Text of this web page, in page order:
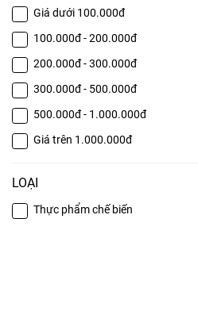
Giá dưới 100.000đ
100.000đ - 200.000đ
200.000đ - 300.000đ
300.000đ - 500.000đ
500.000đ - 1.000.000đ
Giá trên 1.000.000đ
LOẠI
Thực phẩm chế biến